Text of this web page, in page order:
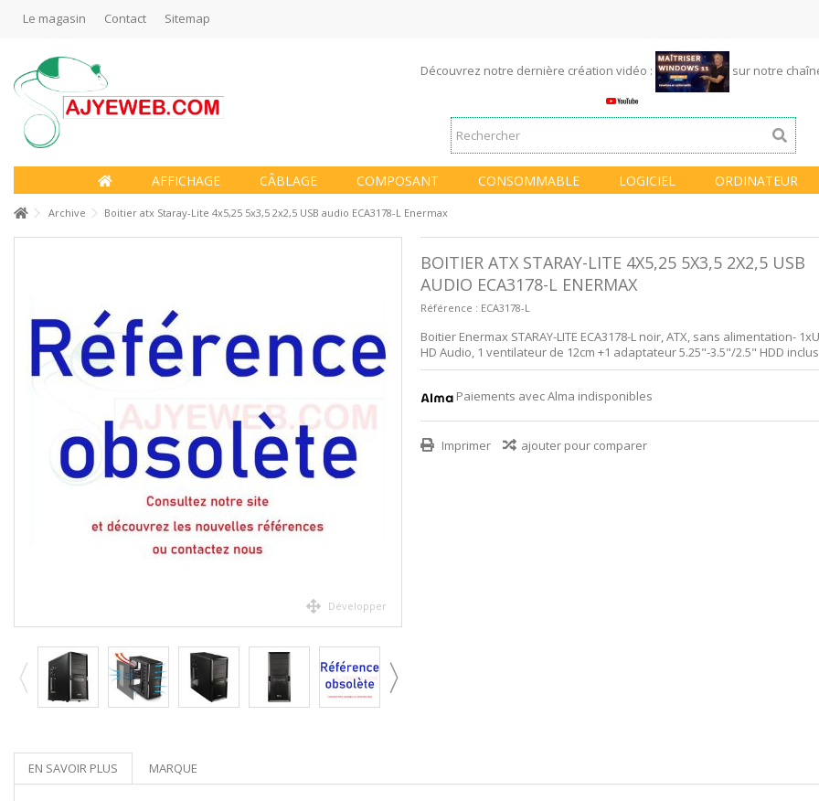
Le magasin Contact Sitemap
Découvrez notre dernière création vidéo :
sur notre
AFFICHAGE CÂBLAGE COMPOSANT CONSOMMABLE LOGICIEL ORDINATEUR
Archive Boitier atx Staray-Lite 4x5,25 5x3,5 2x2,5 USB audio ECA3178-L Enermax
Développer
BOITIER ATX STARAY-LITE 4X5,25 5X3,5 2X2,5 USB
AUDIO ECA3178-L ENERMAX
Référence : ECA3178-L
Boitier Enermax STARAY-LITE ECA3178-L noir, ATX, sans alimentation-
HD Audio, 1 ventilateur de 12cm +1 adaptateur 5.25"-3.5"/2.5" HDD inclus
Paiements avec Alma indisponibles
Imprimer ajouter pour comparer
EN SAVOIR PLUS MARQUE